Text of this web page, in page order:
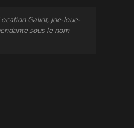
Galiot, Joe-loue-
sous le nom